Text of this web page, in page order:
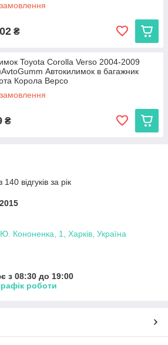
₴
Toyota Corolla Verso 2004-2009
Автокилимок в багажник
Корола Версо
₴
відгуків за рік
Кононенка, 1, Харків, Україна
з 08:30 до 19:00
роботи